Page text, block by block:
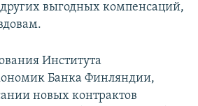
выгодных компенсаций,
Института
Банка Финляндии,
новых контрактов